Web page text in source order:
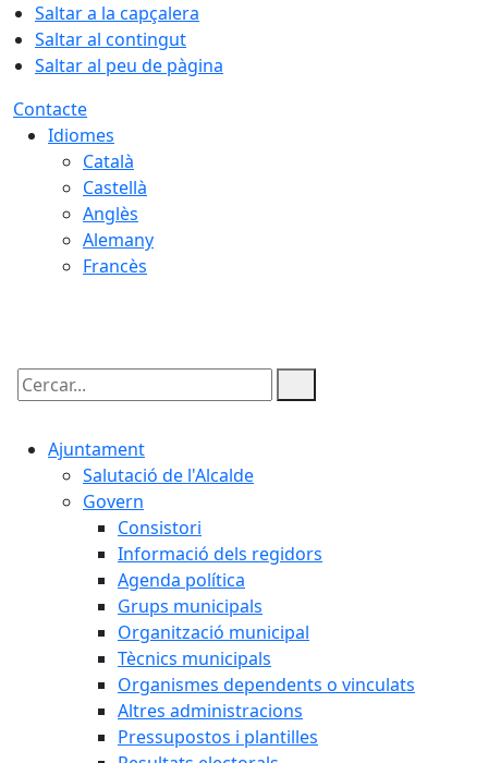
Saltar a la capçalera
Saltar al contingut
Saltar al peu de pàgina
Contacte
Idiomes
Català
Castellà
Anglès
Alemany
Francès
Cercar:
Ajuntament
Salutació de l'Alcalde
Govern
Consistori
Informació dels regidors
Agenda política
Grups municipals
Organització municipal
Tècnics municipals
Organismes dependents o vinculats
Altres administracions
Pressupostos i plantilles